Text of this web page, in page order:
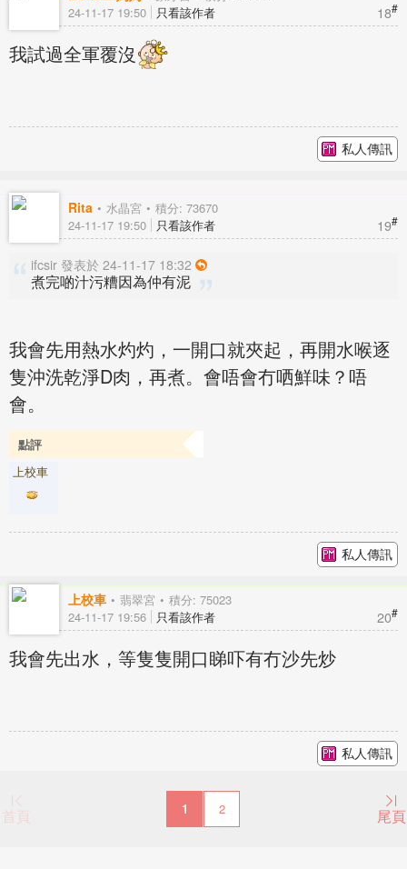
18#
24-11-17 19:50 只看該作者
我試過全軍覆沒
私人傳訊
Rita 水晶宮 積分: 73670
19#
24-11-17 19:50 只看該作者
ifcsir 發表於 24-11-17 18:32
煮完啲汁污糟因為仲有泥
我會先用熱水灼灼，一開口就夾起，再開水喉逐
隻沖洗乾淨D肉，再煮。會唔會冇哂鮮味？唔
會。
點評
上校車
私人傳訊
上校車 翡翠宮 積分: 75023
20#
24-11-17 19:56 只看該作者
我會先出水，等隻隻開口睇吓有冇沙先炒
私人傳訊
首頁 1 2 尾頁